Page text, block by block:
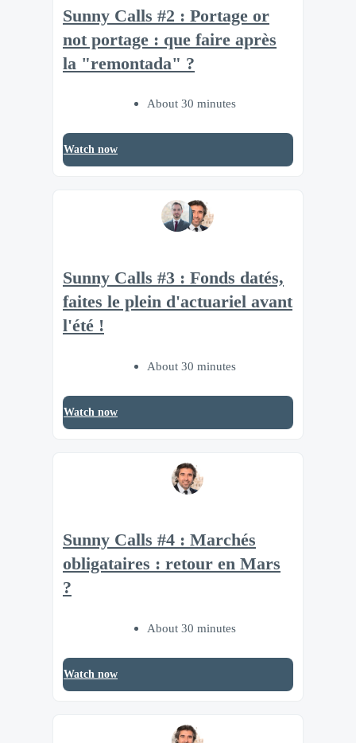
Sunny Calls #2 : Portage or
not portage : que faire après
la "remontada" ?
About 30 minutes
Watch now
Sunny Calls #3 : Fonds datés,
faites le plein d'actuariel avant
l'été !
About 30 minutes
Watch now
Sunny Calls #4 : Marchés
obligataires : retour en Mars
?
About 30 minutes
Watch now